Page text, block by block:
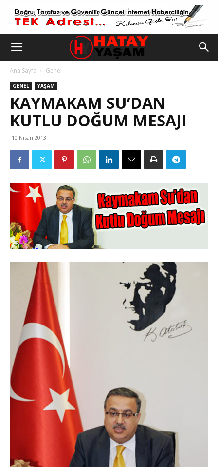
Ana Sayfa Genel
GENEL YAŞAM
KAYMAKAM SU’DAN
KUTLU DOĞUM MESAJI
10 Nisan 2013